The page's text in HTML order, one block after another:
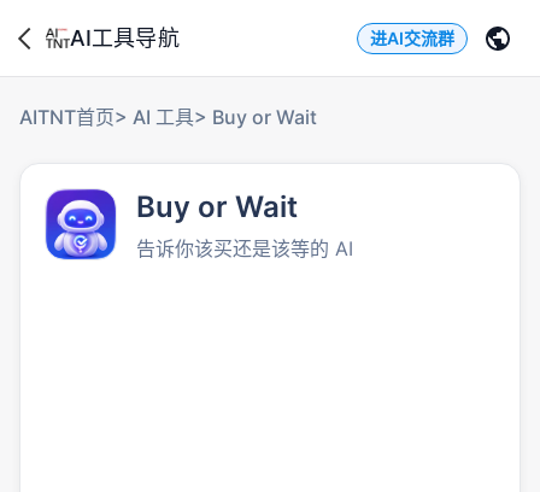
AI工具导航 进AI交流群
AITNT首页> AI 工具> Buy or Wait
Buy or Wait
告诉你该买还是该等的 AI